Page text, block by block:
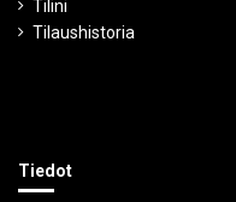
Tilini
Tilaushistoria
Tiedot